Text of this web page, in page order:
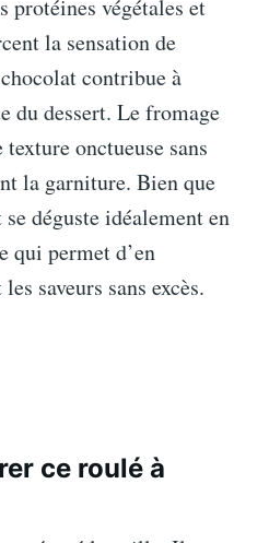
protéines végétales et
la sensation de
contribue à
du dessert. Le fromage
onctueuse sans
la garniture. Bien que
déguste idéalement en
qui permet d’en
saveurs sans excès.
ce roulé à